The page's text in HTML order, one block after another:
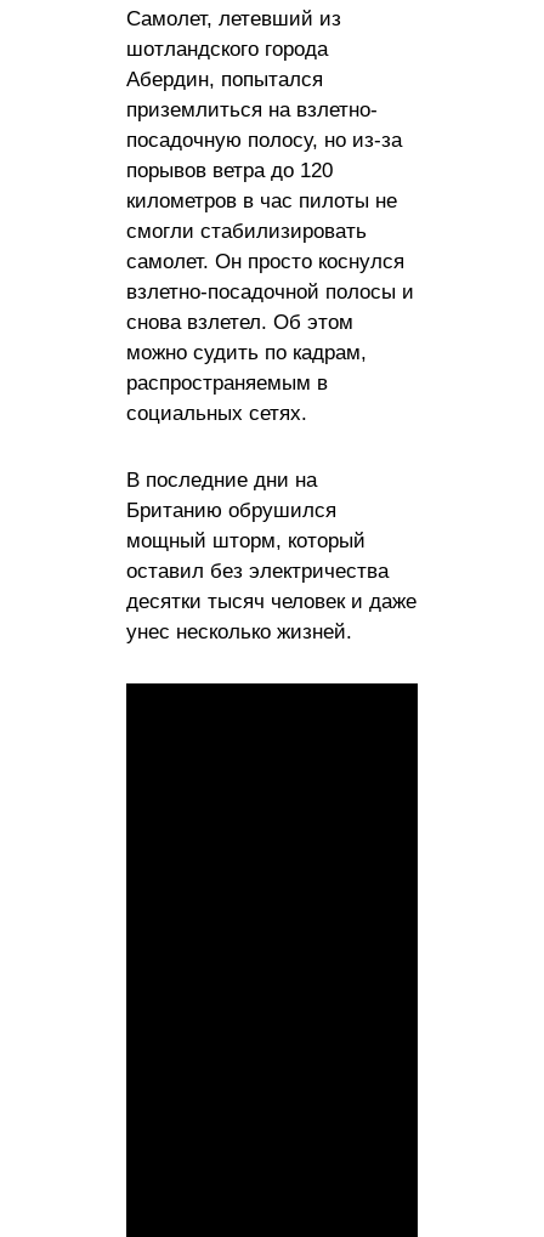
Самолет, летевший из
шотландского города
Абердин, попытался
приземлиться на взлетно-
посадочную полосу, но из-за
порывов ветра до 120
километров в час пилоты не
смогли стабилизировать
самолет. Он просто коснулся
взлетно-посадочной полосы и
снова взлетел. Об этом
можно судить по кадрам,
распространяемым в
социальных сетях.
В последние дни на
Британию обрушился
мощный шторм, который
оставил без электричества
десятки тысяч человек и даже
унес несколько жизней.